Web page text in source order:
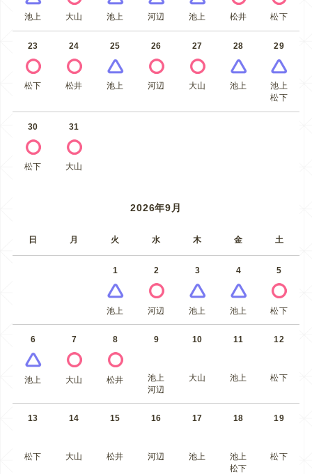
池上 大山 池上 河辺 池上 松井 松下
23
松下
24
松井
25
池上
26
河辺
27
大山
28
池上
29
池上
松下
30
松下
31
大山
2026年9月
日 月 火 水 木 金 土
1
池上
2
河辺
3
池上
4
池上
5
松下
6
池上
7
大山
8
松井
9
池上
河辺
10
大山
11
池上
12
松下
13
松下
14
大山
15
松井
16
河辺
17
池上
18
池上
松下
19
松下